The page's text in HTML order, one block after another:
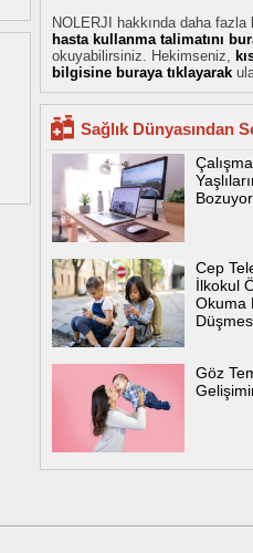
NOLERJI hakkında daha
hasta kullanma talimatını
okuyabilirsiniz. Hekimseniz,
bilgisine buraya tıklayarak
Sağlık Dünyasından
Bozuyor
Cep
İlkokul
Okuma
Göz